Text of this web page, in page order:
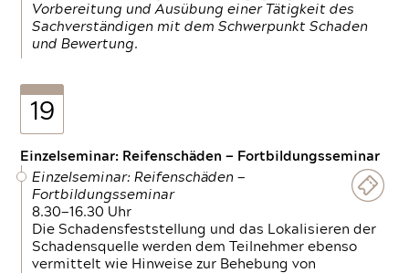
Vorbereitung und Ausübung einer Tätigkeit des
Sachverständigen mit dem Schwerpunkt Schaden
und Bewertung.
19
Einzelseminar: Reifenschäden — Fortbildungsseminar
Einzelseminar: Reifenschäden —
Fortbildungsseminar
8.30—16.30 Uhr
Die Schadensfeststellung und das Lokalisieren der
Schadensquelle werden dem Teilnehmer ebenso
vermittelt wie Hinweise zur Behebung von